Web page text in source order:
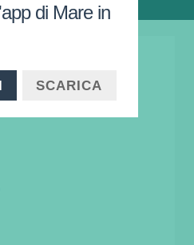
di Mare in
SCARICA